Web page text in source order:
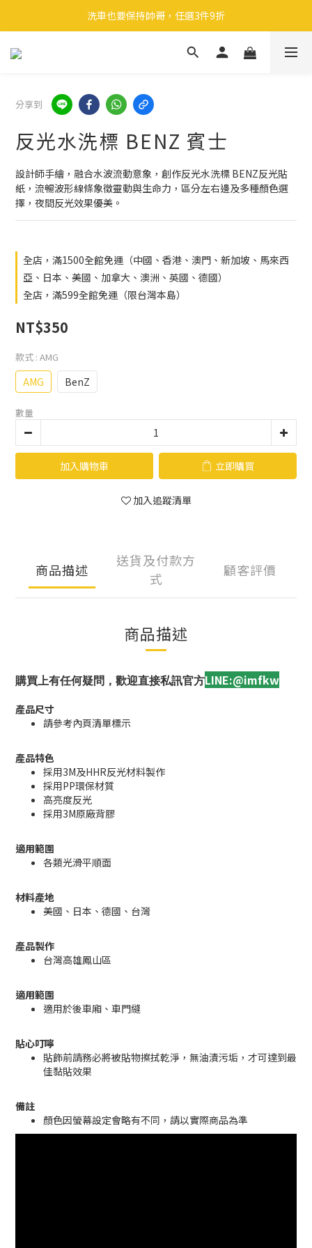
🎉 全館滿 599 免運（台灣本島）下單後 2 個工作天內寄出
洗車也要保持帥哥，任選3件9折
領取40元購物金
分享到
反光水洗標 BENZ 賓士
設計師手繪，融合水波流動意象，創作反光水洗標 BENZ反光貼
紙，流暢波形線條象徵靈動與生命力，區分左右邊及多種顏色選
擇，夜間反光效果優美。
全店，滿1500全館免運（中國、香港、澳門、新加坡、馬來西
亞、日本、美國、加拿大、澳洲、英國、德國）
全店，滿599全館免運（限台灣本島）
NT$350
款式 : AMG
AMG BenZ
數量
加入購物車 立即購買
加入追蹤清單
商品描述
送貨及付款方
式
顧客評價
商品描述
購買上有任何疑問，歡迎直接私訊官方LINE:@imfkw
產品尺寸
請參考內頁清單標示
產品特色
採用3M及HHR反光材料製作
採用PP環保材質
高亮度反光
採用3M原廠背膠
適用範圍
各類光滑平順面
材料產地
美國、日本、德國 、台灣
產品製作
台灣高雄鳳山區
適用範圍
適用於後車廂、車門縫
貼心叮嚀
貼飾前請務必將被貼物擦拭乾淨，無油漬污垢，才可達到最
佳黏貼效果
備註
顏色因螢幕設定會略有不同，請以實際商品為準